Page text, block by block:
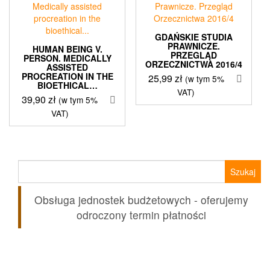
HUMAN BEING V.
PERSON. MEDICALLY
ASSISTED
PROCREATION IN THE
BIOETHICAL…
39,90zł (w tym 5%
VAT)
GDAŃSKIE STUDIA
PRAWNICZE.
PRZEGLĄD
ORZECZNICTWA 2016/4
25,99zł (w tym 5%
VAT)
Obsługa jednostek budżetowych - oferujemy
odroczony termin płatności